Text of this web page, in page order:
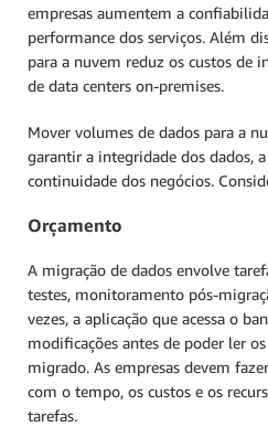
empresas aumentem a
performance dos serviços. Além
para a nuvem reduz os custos de
de data centers on-premises.
Mover volumes de dados para a
garantir a integridade dos dados,
continuidade dos negócios.
Orçamento
A migração de dados envolve
testes, monitoramento pós-
vezes, a aplicação que acessa o
modificações antes de poder ler
migrado. As empresas devem
com o tempo, os custos e os
tarefas.